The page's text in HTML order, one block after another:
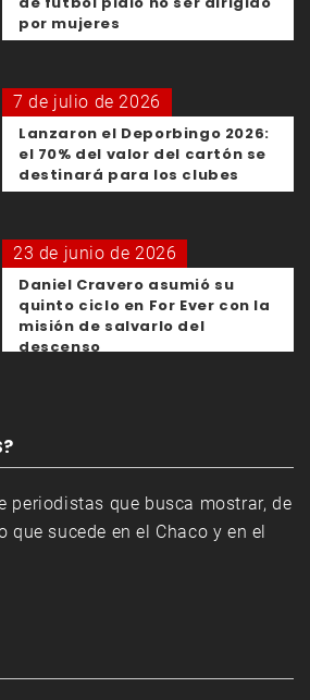
por mujeres
7 de julio de 2026
Lanzaron el Deporbingo 2026:
el 70% del valor del cartón se
destinará para los clubes
23 de junio de 2026
Daniel Cravero asumió su
quinto ciclo en For Ever con la
misión de salvarlo del
descenso
periodistas que busca mostrar, de
que sucede en el Chaco y en el